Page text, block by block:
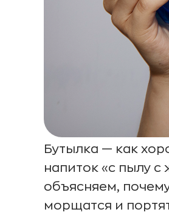
Бутылка — как
напиток «с пылу с
объясняем,
морщатся и